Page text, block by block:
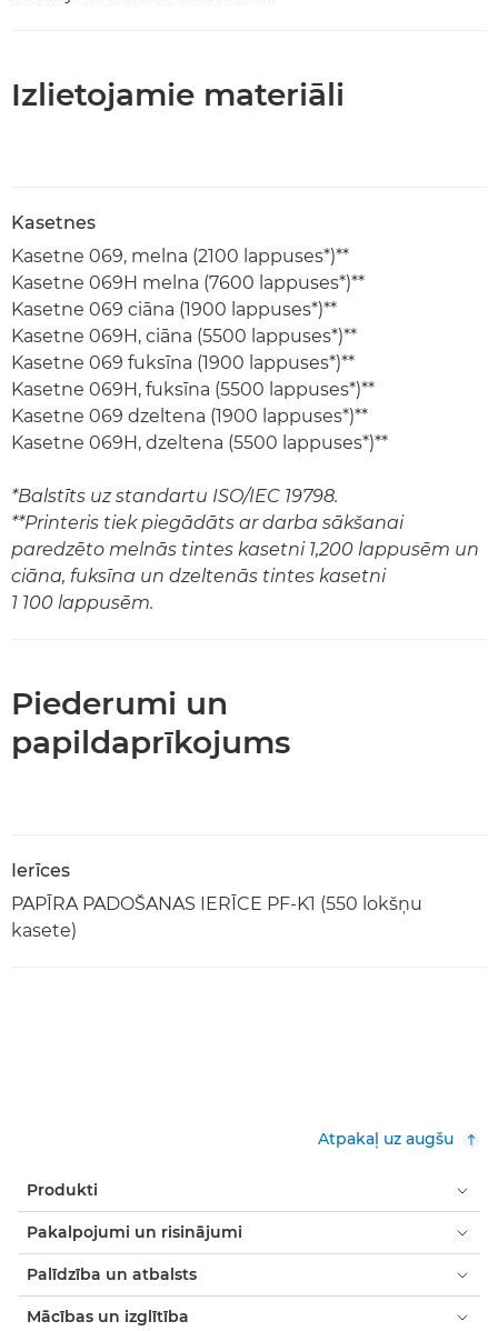
Izlietojamie materiāli
Kasetnes
Kasetne 069, melna (2100 lappuses*)**
Kasetne 069H melna (7600 lappuses*)**
Kasetne 069 ciāna (1900 lappuses*)**
Kasetne 069H, ciāna (5500 lappuses*)**
Kasetne 069 fuksīna (1900 lappuses*)**
Kasetne 069H, fuksīna (5500 lappuses*)**
Kasetne 069 dzeltena (1900 lappuses*)**
Kasetne 069H, dzeltena (5500 lappuses*)**
*Balstīts uz standartu ISO/IEC 19798.
**Printeris tiek piegādāts ar darba sākšanai
paredzēto melnās tintes kasetni 1,200 lappusēm un
ciāna, fuksīna un dzeltenās tintes kasetni
1 100 lappusēm.
Piederumi un
papildaprīkojums
Ierīces
PAPĪRA PADOŠANAS IERĪCE PF-K1 (550 lokšņu
kasete)
Atpakaļ uz augšu
Produkti
Pakalpojumi un risinājumi
Palīdzība un atbalsts
Mācības un izglītība